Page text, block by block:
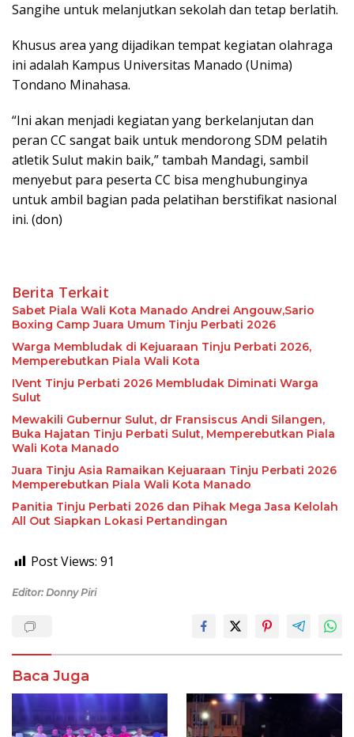
Sangihe untuk melanjutkan sekolah dan tetap berlatih.
Khusus area yang dijadikan tempat kegiatan olahraga
ini adalah Kampus Universitas Manado (Unima)
Tondano Minahasa.
“Ini akan menjadi kegiatan yang berkelanjutan dan
peran CC sangat baik untuk mendorong SDM pelatih
atletik Sulut makin baik,” tambah Mandagi, sambil
menyebut para peserta CC bisa menghubunginya
untuk ambil bagian pada pelatihan berstifikat nasional
ini. (don)
Berita Terkait
Sabet Piala Wali Kota Manado Andrei Angouw,Sario
Boxing Camp Juara Umum Tinju Perbati 2026
Warga Membludak di Kejuaraan Tinju Perbati 2026,
Memperebutkan Piala Wali Kota
IVent Tinju Perbati 2026 Membludak Diminati Warga
Sulut
Mewakili Gubernur Sulut, dr Fransiscus Andi Silangen,
Buka Hajatan Tinju Perbati Sulut, Memperebutkan Piala
Wali Kota Manado
Juara Tinju Asia Ramaikan Kejuaraan Tinju Perbati 2026
Memperebutkan Piala Wali Kota Manado
Panitia Tinju Perbati 2026 dan Pihak Mega Jasa Kelolah
All Out Siapkan Lokasi Pertandingan
Post Views: 91
Editor: Donny Piri
Baca Juga